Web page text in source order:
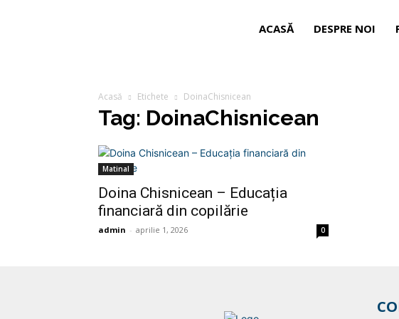
ACASĂ DESPRE NOI
Acasă Etichete DoinaChisnicean
Tag: DoinaChisnicean
Matinal
Doina Chisnicean – Educația
financiară din copilărie
admin - aprilie 1, 2026 0